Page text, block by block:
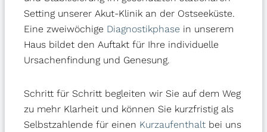
unsZeit für Sie als Person. Wir führen ausführliche
ärztliche Gespräche (Anamnesen) über Ihre
Krankheitsgeschichte, Lebenssituation und familiären
Hintergründe. Gleichzeitig erfolgen gründliche
Diagnoseverfahren. Alle bereits vorliegenden Befunde
werden sorgfältig gesammelt und in unsere Analyse
einbezogen. Auf dieser Basis erstellen wir erste
Setting unserer Akut-Klinik an der Ostseeküste.
Eine zweiwöchige Diagnostikphase in unserem
Haus bildet den Auftakt für Ihre individuelle
Ursachenfindung und Genesung.
Schritt für Schritt begleiten wir Sie auf dem Weg
zu mehr Klarheit und können Sie kurzfristig als
Selbstzahlende für einen Kurzaufenthalt bei uns